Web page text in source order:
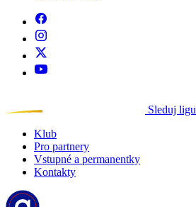
Sleduj ligu
Klub
Pro partnery
Vstupné a permanentky
Kontakty